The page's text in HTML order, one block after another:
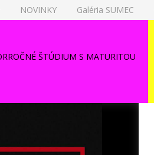
NOVINKY Galéria SUMEC
ŠTÚDIUM S MATURITOU